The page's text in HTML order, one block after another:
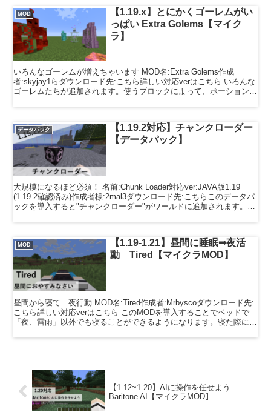
MOD
【1.19.x】とにかくゴーレムがい
っぱい Extra Golems【マイク
ラ】
いろんなゴーレムが増えちゃいます MOD名:Extra Golems作成
者:skyjay1らダウンロード先:こちら詳しい対応verはこちら いろんな
ゴーレムたちが追加されます。使うブロックによって、ポーション効
データパック
【1.19.2対応】チャンクローダー
【データパック】
大規模になるほど必須！ 名前:Chunk Loader対応ver:JAVA版1.19
(1.19.2確認済み)作成者様:2mal3ダウンロード先:こちらこのデータパ
ックを導入すると"チャンクローダー"がワールドに追加されます。チ
MOD
【1.19-1.21】昼間に睡眠➡夜活
動 Tired【マイクラMOD】
昼間から寝て 夜行動 MOD名:Tired作成者:Mrbyscoダウンロード先:
こちら詳しい対応verはこちら このMODを導入することでベッドで
「夜、雷雨」以外でも寝ることができるようになります。寝た際に
【1.12~1.20】AIに操作を任せよう
Baritone AI【マイクラMOD】